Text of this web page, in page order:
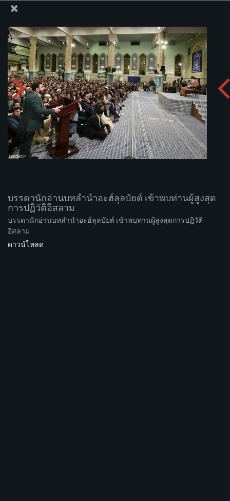
บรรดานักอ่านบทลำนำอะฮ์ลุลบัยต์ เข้าพบท่านผู้สูงสุดการ
ปฏิวัติอิสลาม
อัพโหลดอัลบั่ม:
บรรดานักอ่านบทลำนำอะฮ์ลุลบัยต์ เข้าพบท่านผู้สูงสุด
การปฏิวัติอิสลาม
บรรดานักอ่านบทลำนำอะฮ์ลุลบัยต์ เข้าพบท่านผู้สูงสุดการปฏิวัติ
อิสลาม
ดาวน์โหลด